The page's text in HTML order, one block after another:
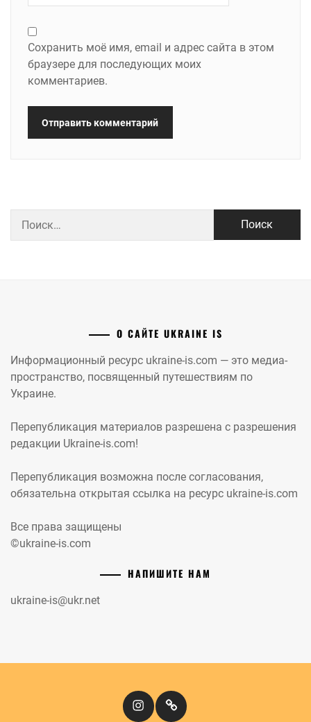
Сохранить моё имя, email и адрес сайта в этом
браузере для последующих моих
комментариев.
О САЙТЕ UKRAINE IS
Информационный ресурс ukraine-is.com — это медиа-
пространство, посвященный путешествиям по
Украине.
Перепубликация материалов разрешена с разрешения
редакции Ukraine-is.com!
Перепубликация возможна после согласования,
обязательна открытая ссылка на ресурс ukraine-is.com
Все права защищены
©ukraine-is.com
НАПИШИТЕ НАМ
ukraine-is@ukr.net
InstagramКіномандри